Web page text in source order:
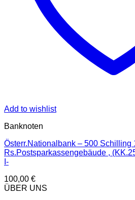
Add to wishlist
Banknoten
Österr.Nationalbank – 500 Schilling
Rs.Postsparkassengebäude ,
I-
100,00 €
ÜBER UNS